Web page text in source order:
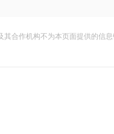
合作机构不为本页面提供的信